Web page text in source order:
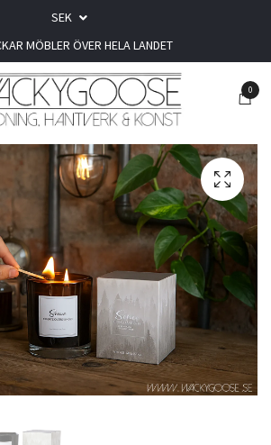
SEK
MÖBLER ÖVER HELA LANDET
0